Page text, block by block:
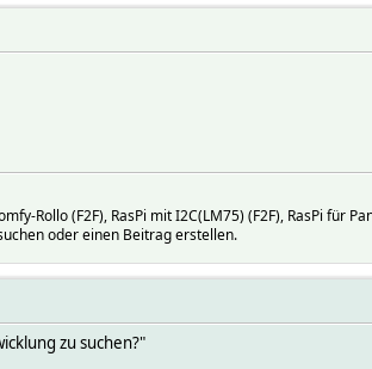
Rollo (F2F), RasPi mit I2C(LM75) (F2F), RasPi für
oder einen Beitrag erstellen.
zu suchen?"